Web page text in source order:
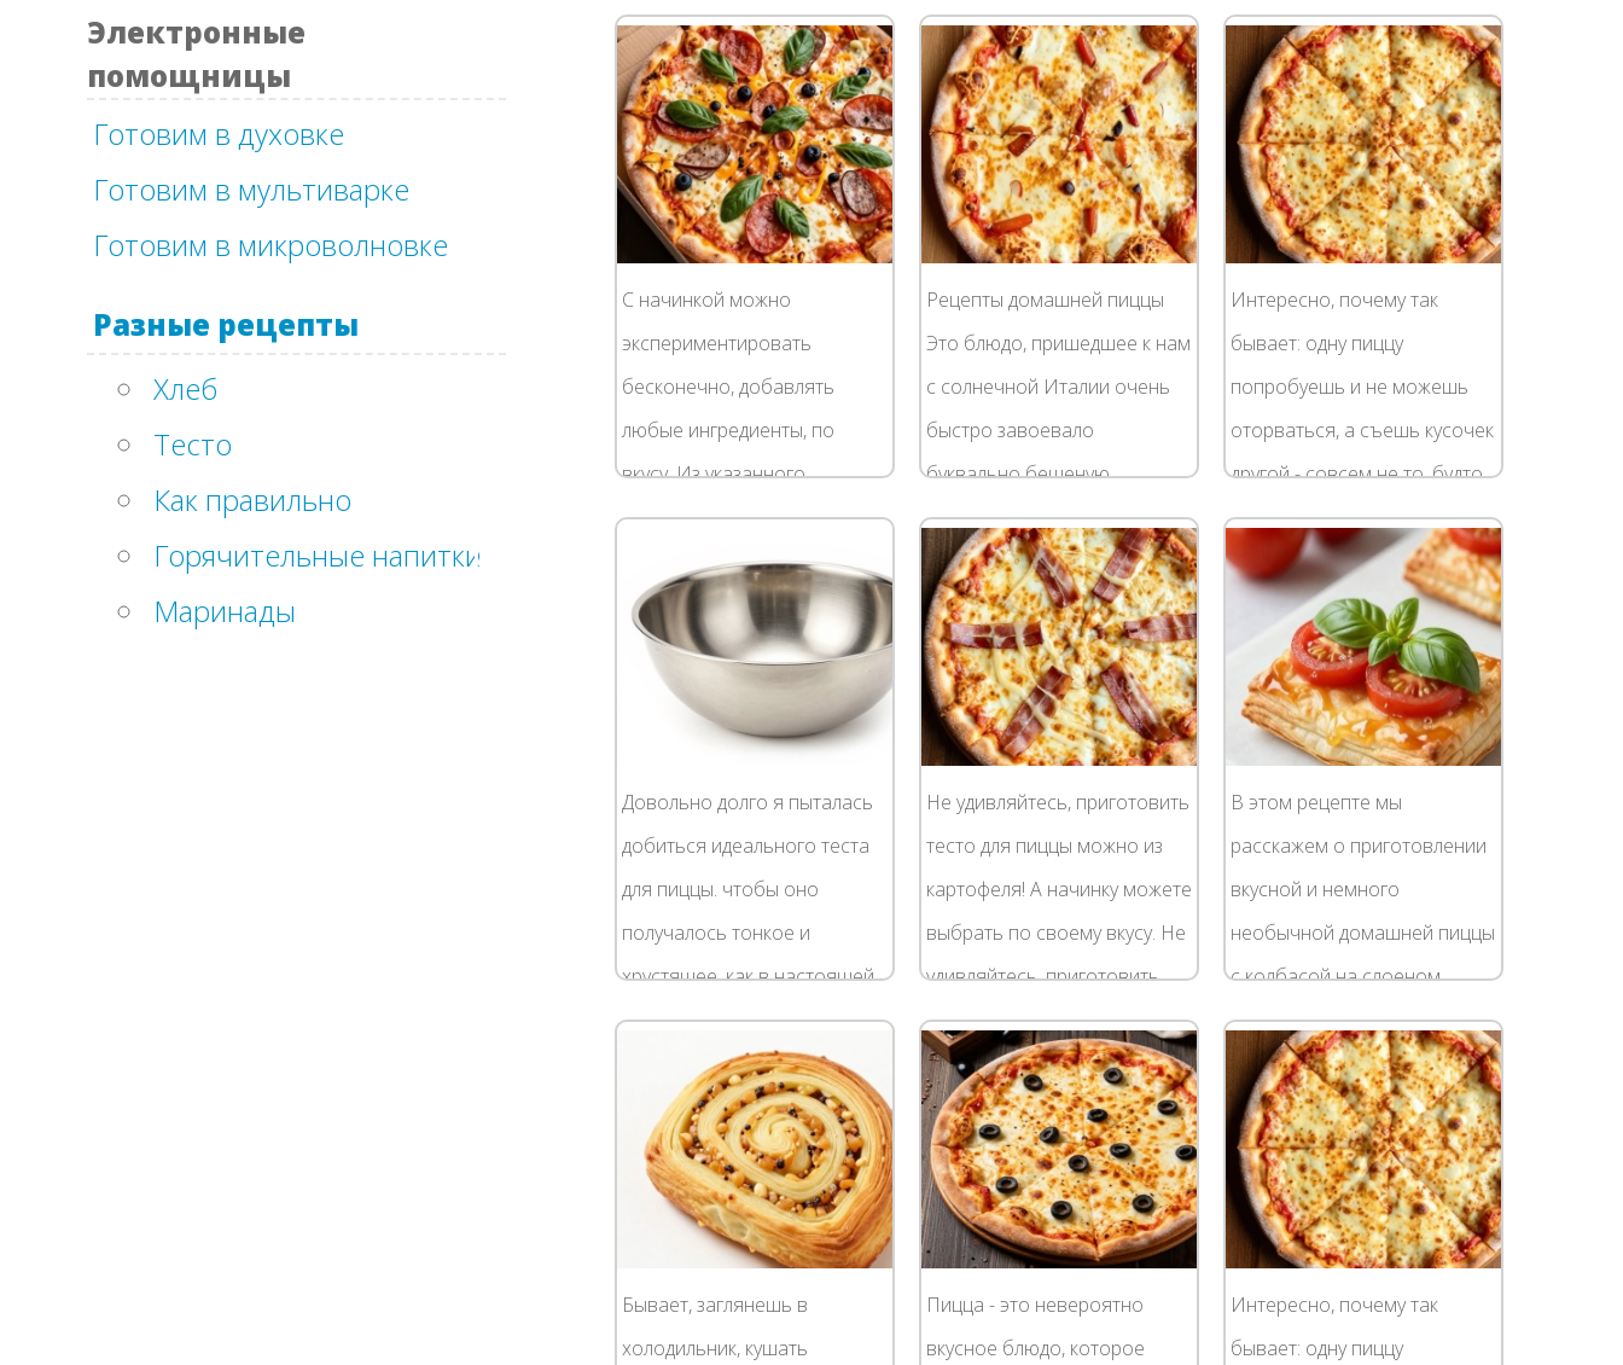
Электронные
помощницы
Готовим в духовке
Готовим в мультиварке
Готовим в микроволновке
Разные рецепты
Хлеб
Тесто
Как правильно
Горячительные напитки
Маринады
помойте и нарежьте в виде
тонких кубиков. Мясо курицы
помойте, нарежьте...
ингредиентов в
приготовлении, но от того не
теряет, присущий пиццам с...
воздушной, немного
хрустящей и хорошо
пропеченной. Особенно
удачная пицца...
С начинкой можно
экспериментировать
бесконечно, добавлять
любые ингредиенты, по
вкусу. Из указанного
количества ингредиентов
получается 8 порций .
Ингредиенты 500 г слоеного
теста (дрожжевого...
Рецепты домашней пиццы
Это блюдо, пришедшее к нам
с солнечной Италии очень
быстро завоевало
буквально бешеную
популярность. Более того,
классический рецепт со
временем стал гораздо реже,
нежели...
Интересно, почему так
бывает: одну пиццу
попробуешь и не можешь
оторваться, а съешь кусочек
другой - совсем не то, будто
чего-то в ней не хватает. В
чём же на самом деле
кроется секрет вкусной...
Довольно долго я пыталась
добиться идеального теста
для пиццы. чтобы оно
получалось тонкое и
хрустящее. как в настоящей
итальянской пиццерии. И
вот, наконец-то, как мне
кажется, я нашла нужный...
Не удивляйтесь, приготовить
тесто для пиццы можно из
картофеля! А начинку можете
выбрать по своему вкусу. Не
удивляйтесь, приготовить
тесто для пиццы можно из
картофеля! А начинку
можете...
В этом рецепте мы
расскажем о приготовлении
вкусной и немного
необычной домашней пиццы
с колбасой на слоеном
тесте. Если времени на
приготовление пиццы на
домашнем тесте совсем нет,
а пиццы...
Бывает, заглянешь в
холодильник, кушать
Пицца - это невероятно
вкусное блюдо, которое
Интересно, почему так
бывает: одну пиццу